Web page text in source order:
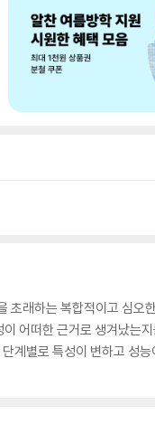
초래하는 복합적이고 심오
어떠한 근거로 생겨났는
계별로 특성이 변하고 성